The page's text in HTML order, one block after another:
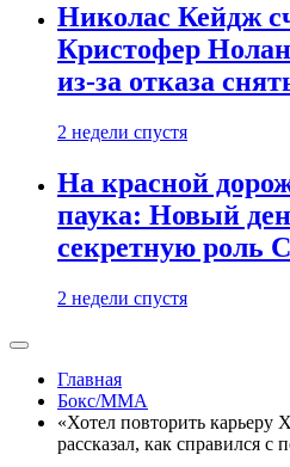
Николас Кейдж
Кристофер Нолан
из-за отказа
2 недели спустя
На красной
паука: Новый
секретную роль
2 недели спустя
Главная
Бокс/MMA
«Хотел повторить карьеру
рассказал, как справился с